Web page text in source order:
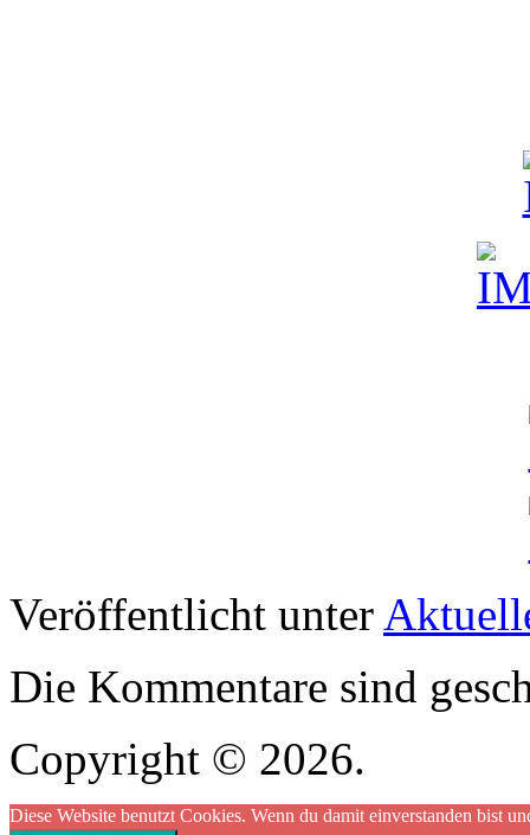
Veröffentlicht unter
Die Kommentare sind
Copyright © 2026.
Diese Website benutzt Cookies. Wenn du damit einverstanden bist